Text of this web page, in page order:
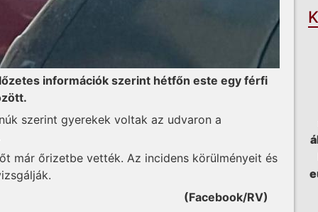
információk szerint hétfőn este egy férfi
szerint gyerekek voltak az udvaron a
már őrizetbe vették. Az incidens körülményeit és
(Facebook/RV)